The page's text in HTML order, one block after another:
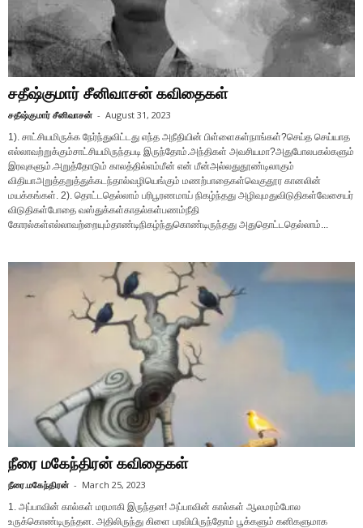
சதீஷ்குமார் சீனிவாசன் கவிதைகள்
சதீஷ்குமார் சீனிவாசன் - August 31, 2023
1). சாட்சியமிருக்க நேர்ந்துவிட்டது எந்த அநீதியின் பிள்ளைகள்நாங்கள்?செய்த செய்யாத
எல்லாவற்றுக்கும்சாட்சியமிருந்தபடி இருந்தோம்.அந்திகள் அவசியமா?அதுபோலபகல்களும்
இரவுகளும்.அறுத்தோடும் காலத்தில்எம்மீன் என் மீன்அல்லதுதூண்டிலாகும்
விதியாஅறுத்தறுத்துக்கடந்தால்வழியெங்கும் மணற்பாதைகள்வெகுதூர கானலின்
மயக்கங்கள். 2). தொட்டதெல்லாம் பரிபூரணமாய் நிகழ்ந்தது அழிவுமதுவிடுதிகள்வேசையர்
விடுதிகள்போதை வஸ்துக்கள்காதல்கள்பணம்நீதி
கோரல்கள்எல்லாவற்றையும்தாண்டிநிகழ்ந்துகொண்டிருந்தது அதுதொட்டதெல்லாம்...
நீரை மகேந்திரன் கவிதைகள்
நீரை.மகேந்திரன் - March 25, 2023
1. அப்பாவின் கால்கள் மரமாகி இருந்தன! அப்பாவின் கால்கள் ஆலமரம்போல
உருக்கொண்டிருந்தன. அதிலிருந்து கிளை பரவியிருந்தோம் பூக்களும் கனிகளுமாக